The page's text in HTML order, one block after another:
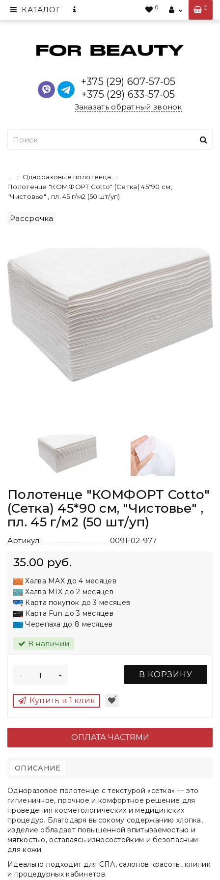
0
КАТАЛОГ 0
+375 (29) 607-57-05
+375 (29) 633-57-05
Заказать обратный звонок
Одноразовые полотенца
Полотенце "КОМФОРТ Cotto" (Сетка) 45*90 см,
"Чистовье" , пл. 45 г/м2 (50 шт/уп)
Рассрочка
Полотенце "КОМФОРТ Cotto"
(Сетка) 45*90 см, "Чистовье" ,
пл. 45 г/м2 (50 шт/уп)
Артикул: 0091-02-977
35.00 руб.
Халва MAX до 4 месяцев
Халва MIX до 2 месяцев
Карта покупок до 3 месяцев
Карта Fun до 3 месяцев
Черепаха до 8 месяцев
В наличии
+
- В КОРЗИНУ
Купить в 1 клик
ОПЛАТА ЧАСТЯМИ
ОПИСАНИЕ
Одноразовое полотенце с текстурой «сетка» — это
гигиеничное, прочное и комфортное решение для
проведения косметологических и медицинских
процедур. Благодаря высокому содержанию хлопка,
изделие обладает повышенной впитываемостью и
мягкостью, оставаясь износостойким и безопасным
для кожи.
Идеально подходит для СПА, салонов красоты, клиник
и процедурных кабинетов.